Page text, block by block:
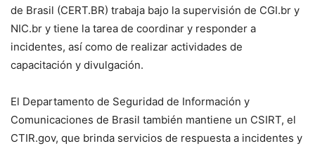
de Brasil (CERT.BR) trabaja bajo la supervisión de CGI.br y
NIC.br y tiene la tarea de coordinar y responder a
incidentes, así como de realizar actividades de
capacitación y divulgación.
El Departamento de Seguridad de Información y
Comunicaciones de Brasil también mantiene un CSIRT, el
CTIR.gov, que brinda servicios de respuesta a incidentes y